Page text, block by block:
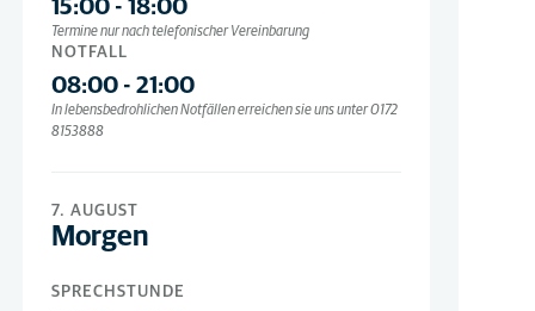
15:00- 18:00
Termine nur nach telefonischer Vereinbarung
NOTFALL
08:00- 21:00
In lebensbedrohlichen Notfällen erreichen sie uns unter 0172
8153888
7. AUGUST
Morgen
SPRECHSTUNDE